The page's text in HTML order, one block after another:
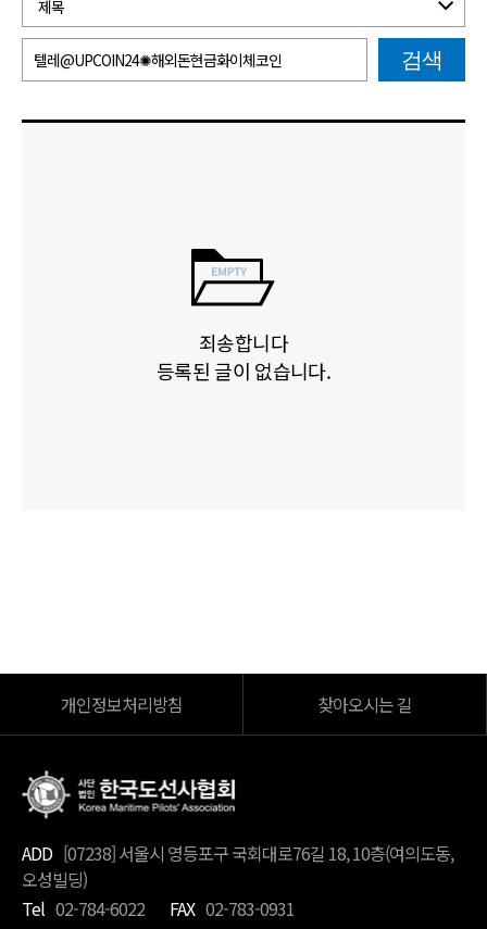
검색
죄송합니다
등록된 글이 없습니다.
개인정보처리방침 찾아오시는 길
ADD [07238] 서울시 영등포구 국회대로76길 18, 10층(여의도동,
오성빌딩)
Tel 02-784-6022 FAX 02-783-0931